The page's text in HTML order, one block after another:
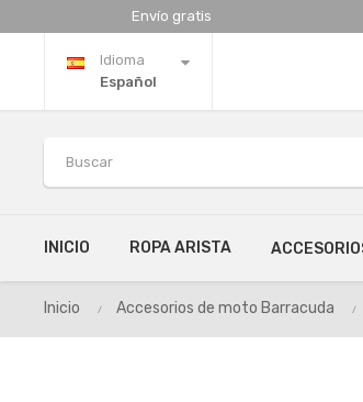
Envío gratis
Idioma
Español
INICIO ROPA ARISTA
Inicio Accesorios de moto Barracuda